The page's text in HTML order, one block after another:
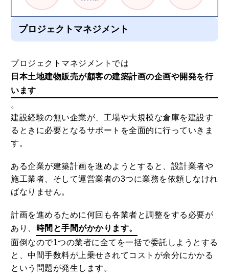
プロジェクトマネジメント
プロジェクトマネジメントでは
日本土地建物販売が顧客の建築計画の企画や開発を行
います
。
建設経験の無い企業が、工場や大規模な倉庫を建設す
るときに必要となるサポートを全面的に行っていきま
す。
ある企業が建築計画を進めようとすると、設計業者や
施工業者、そして運営業者の3つに業務を依頼しなけれ
ばなりません。
計画を進めるために何回も各業者と調整をする必要が
あり、
時間と手間がかかります。
面倒なので1つの業者に全てを一括で委託しようとする
と、中間手数料が上乗せされてコストが余分にかかる
という問題が発生します。